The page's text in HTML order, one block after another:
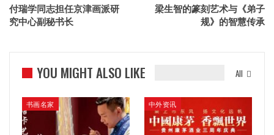
付瑞学同志担任京津画派研
究中心副秘书长
梁生智的篆刻艺术与《弟子
规》的智慧传承
All
YOU MIGHT ALSO LIKE
书画名家 中外资讯